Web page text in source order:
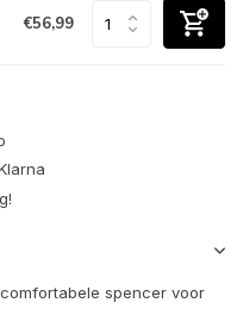
€56,99
spencer voor